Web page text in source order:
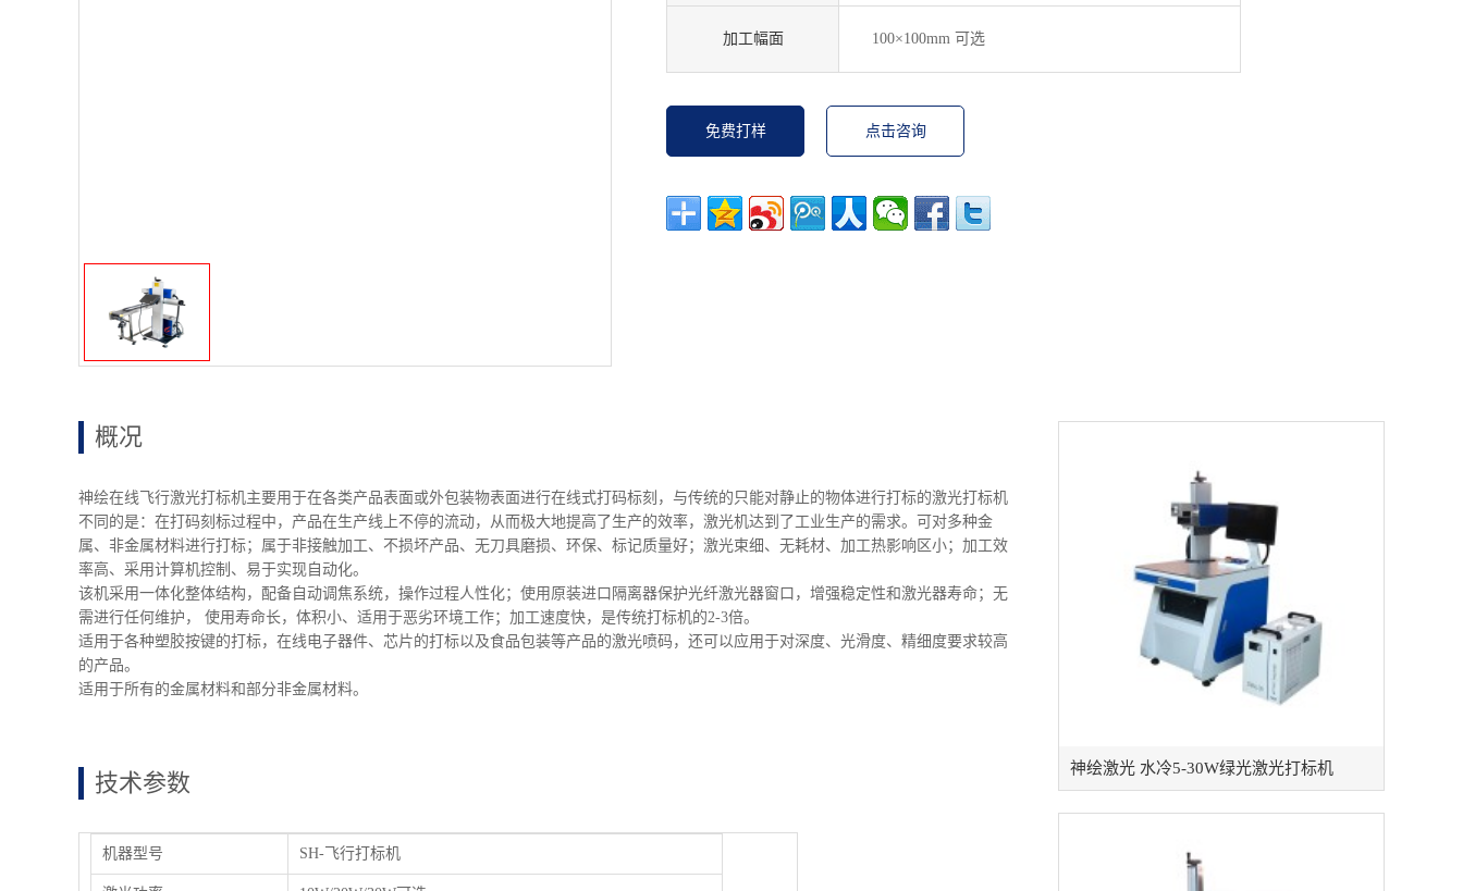
加工幅面 100×100mm 可选
免费打样 点击咨询
概况
神绘在线飞行激光打标机主要用于在各类产品表面或外包装物表面进行在线式打码标刻，与传统的只能对静止的物体进行打标的激光打标机
不同的是：在打码刻标过程中，产品在生产线上不停的流动，从而极大地提高了生产的效率，激光机达到了工业生产的需求。可对多种金
属、非金属材料进行打标；属于非接触加工、不损坏产品、无刀具磨损、环保、标记质量好；激光束细、无耗材、加工热影响区小；加工效
率高、采用计算机控制、易于实现自动化。
该机采用一体化整体结构，配备自动调焦系统，操作过程人性化；使用原装进口隔离器保护光纤激光器窗口，增强稳定性和激光器寿命；无
需进行任何维护， 使用寿命长，体积小、适用于恶劣环境工作；加工速度快，是传统打标机的2-3倍。
适用于各种塑胶按键的打标，在线电子器件、芯片的打标以及食品包装等产品的激光喷码，还可以应用于对深度、光滑度、精细度要求较高
的产品。
适用于所有的金属材料和部分非金属材料。
技术参数
机器型号 SH-飞行打标机
神绘激光 水冷5-30W绿光激光打标机